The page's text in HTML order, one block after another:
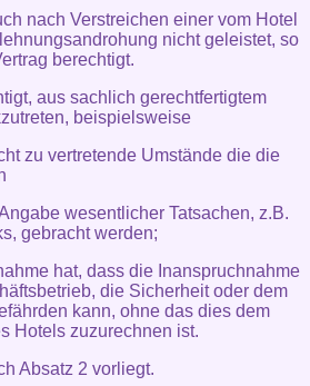
nach Verstreichen einer vom Hotel
nicht geleistet, so
berechtigt.
aus sachlich gerechtfertigtem
beispielsweise
zu vertretende Umstände die die
wesentlicher Tatsachen, z.B.
gebracht werden;
hat, dass die Inanspruchnahme
die Sicherheit oder dem
kann, ohne das dies dem
Hotels zuzurechnen ist.
Absatz 2 vorliegt.